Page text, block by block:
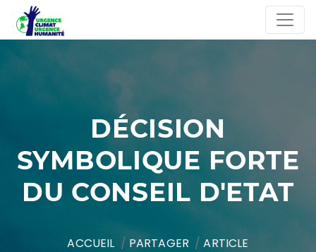
DÉCISION
SYMBOLIQUE FORTE
DU CONSEIL D'ETAT
ACCUEIL PARTAGER ARTICLE